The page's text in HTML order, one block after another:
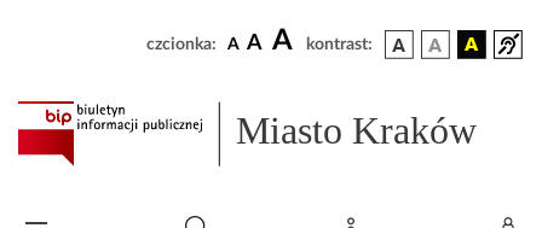
czcionka: A A A kontrast:
Miasto Kraków